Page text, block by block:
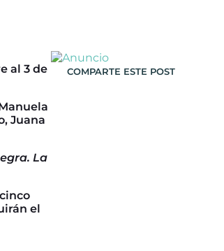
al 3 de
Juana
La
el
COMPARTE ESTE POST